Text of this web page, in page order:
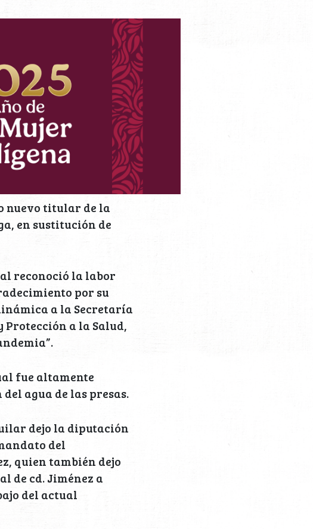
nuevo titular de la
en sustitución de
reconoció la labor
por su
a la Secretaría
Protección a la Salud,
fue altamente
agua de las presas.
dejo la diputación
del
quien también dejo
de cd. Jiménez a
del actual